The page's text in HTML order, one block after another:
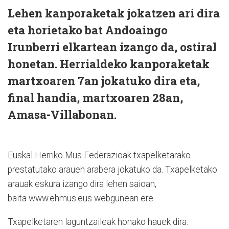
Lehen kanporaketak jokatzen ari dira
eta horietako bat Andoaingo
Irunberri elkartean izango da, ostiral
honetan. Herrialdeko kanporaketak
martxoaren 7an jokatuko dira eta,
final handia, martxoaren 28an,
Amasa-Villabonan.
Euskal Herriko Mus Federazioak txapelketarako
prestatutako arauen arabera jokatuko da. Txapelketako
arauak eskura izango dira lehen saioan,
baita www.ehmus.eus webgunean ere.
Txapelketaren laguntzaileak honako hauek dira: